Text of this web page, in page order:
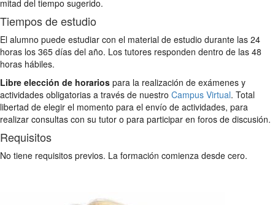
mitad del tiempo sugerido.
Tiempos de estudio
El alumno puede estudiar con el material de estudio durante las 24
horas los 365 días del año. Los tutores responden dentro de las 48
horas hábiles.
Libre elección de horarios para la realización de exámenes y
actividades obligatorias a través de nuestro Campus Virtual. Total
libertad de elegir el momento para el envío de actividades, para
realizar consultas con su tutor o para participar en foros de discusión.
Requisitos
No tiene requisitos previos. La formación comienza desde cero.